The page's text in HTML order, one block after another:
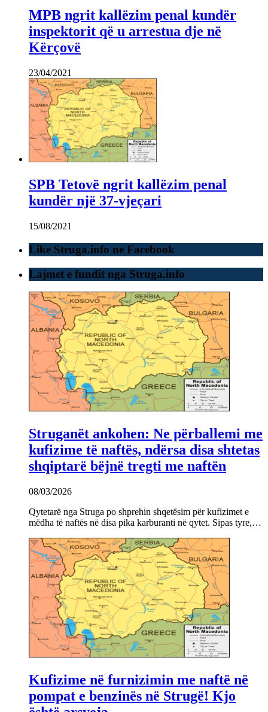
MPB ngrit kallëzim penal kundër
inspektorit që u arrestua dje në
Kërçovë
23/04/2021
SPB Tetovë ngrit kallëzim penal
kundër një 37-vjeçari
15/08/2021
Like Struga.info ne Facebook
Lajmet e fundit nga Struga.info
Struganët ankohen: Ne përballemi me
kufizime të naftës, ndërsa disa shtetas
shqiptarë bëjnë tregti me naftën
08/03/2026
Qytetarë nga Struga po shprehin shqetësim për kufizimet e
mëdha të naftës në disa pika karburanti në qytet. Sipas tyre,…
Kufizime në furnizimin me naftë në
pompat e benzinës në Strugë! Kjo